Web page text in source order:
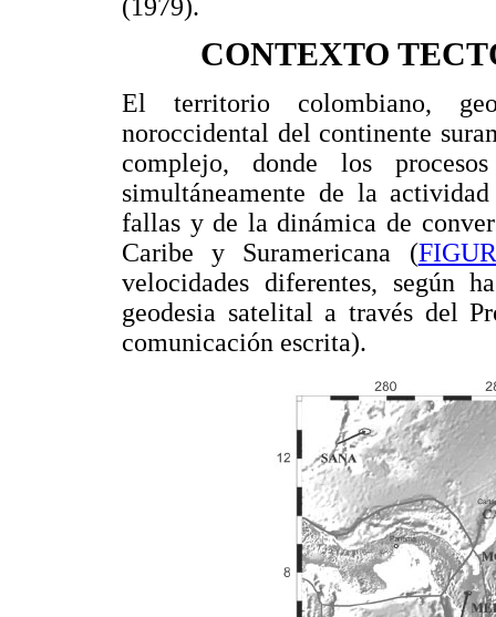
(1979).
CONTEXTO
El territorio colombiano,
noroccidental del continente
complejo, donde los
simultáneamente de la
fallas y de la dinámica de
Caribe y Suramericana (
velocidades diferentes, según
geodesia satelital a través del
comunicación escrita).